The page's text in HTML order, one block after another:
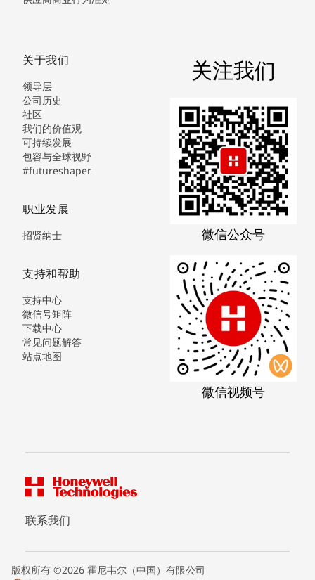
关于我们
领导层
公司历史
社区
我们的价值观
可持续发展
包容与全球视野
#futureshaper
职业发展
招贤纳士
支持和帮助
支持中心
微信号矩阵
下载中心
常见问题解答
站点地图
关注我们
微信公众号
微信视频号
联系我们
版权所有 ©2026 霍尼韦尔（中国）有限公司